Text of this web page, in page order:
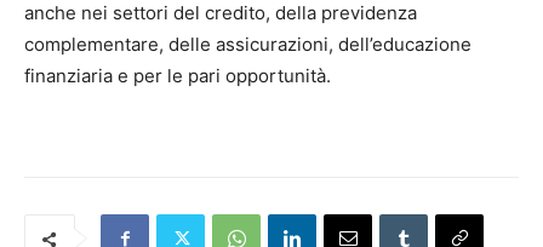
anche nei settori del credito, della previdenza
complementare, delle assicurazioni, dell’educazione
finanziaria e per le pari opportunità.